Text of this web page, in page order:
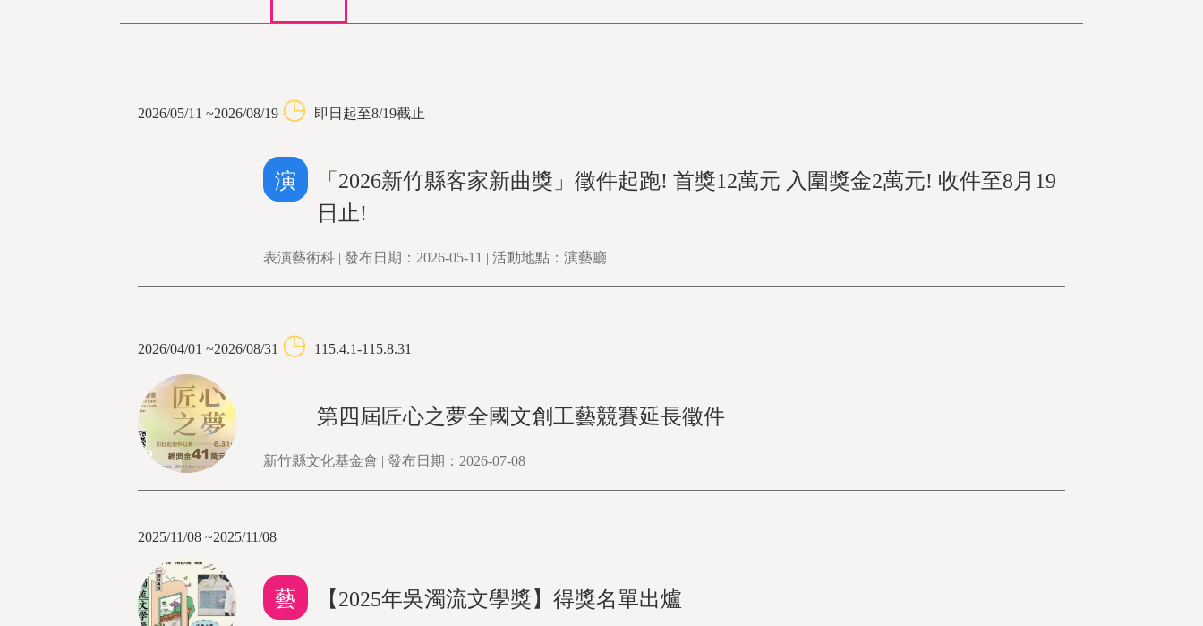
2026/05/11 ~2026/08/19 ◷ 即日起至8/19截止
演
「2026新竹縣客家新曲獎」徵件起跑! 首獎12萬元 入圍獎金2萬元! 收件至8月19
日止!
表演藝術科 | 發布日期：2026-05-11 | 活動地點：演藝廳
2026/04/01 ~2026/08/31 ◷ 115.4.1-115.8.31
第四屆匠心之夢全國文創工藝競賽延長徵件
新竹縣文化基金會 | 發布日期：2026-07-08
2025/11/08 ~2025/11/08
藝 【2025年吳濁流文學獎】得獎名單出爐